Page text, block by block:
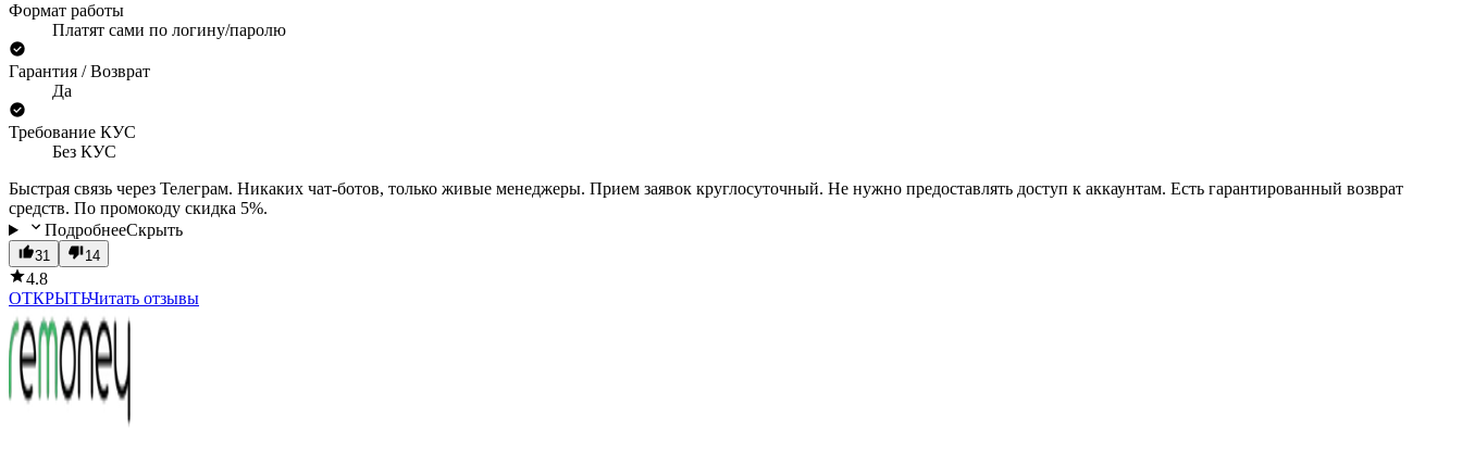
Формат работы
Платят сами по логину/паролю
Гарантия / Возврат
Да
Требование КУС
Без КУС
Быстрая связь через Телеграм. Никаких чат-ботов, только живые менеджеры. Прием заявок круглосуточный. Не нужно предоставлять доступ к аккаунтам. Есть гарантированный возврат
средств. По промокоду скидка 5%.
ПодробнееСкрыть
31 14
4.8
ОТКРЫТЬЧитать отзывы